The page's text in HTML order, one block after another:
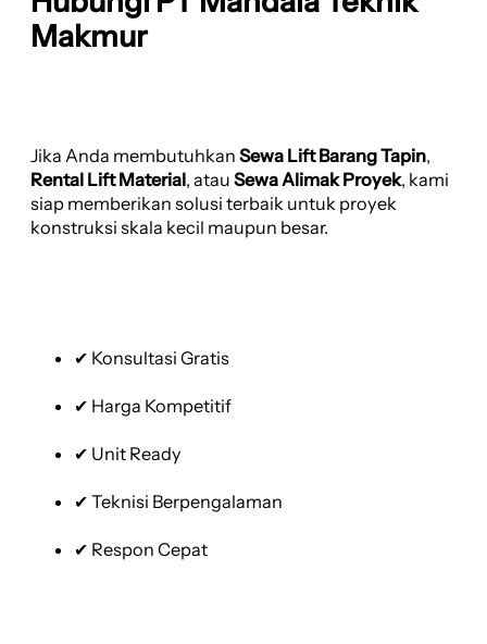
Makmur
Jika Anda membutuhkan Sewa Lift Barang Tapin,
Rental Lift Material, atau Sewa Alimak Proyek, kami
siap memberikan solusi terbaik untuk proyek
konstruksi skala kecil maupun besar.
✔ Konsultasi Gratis
✔ Harga Kompetitif
✔ Unit Ready
✔ Teknisi Berpengalaman
✔ Respon Cepat